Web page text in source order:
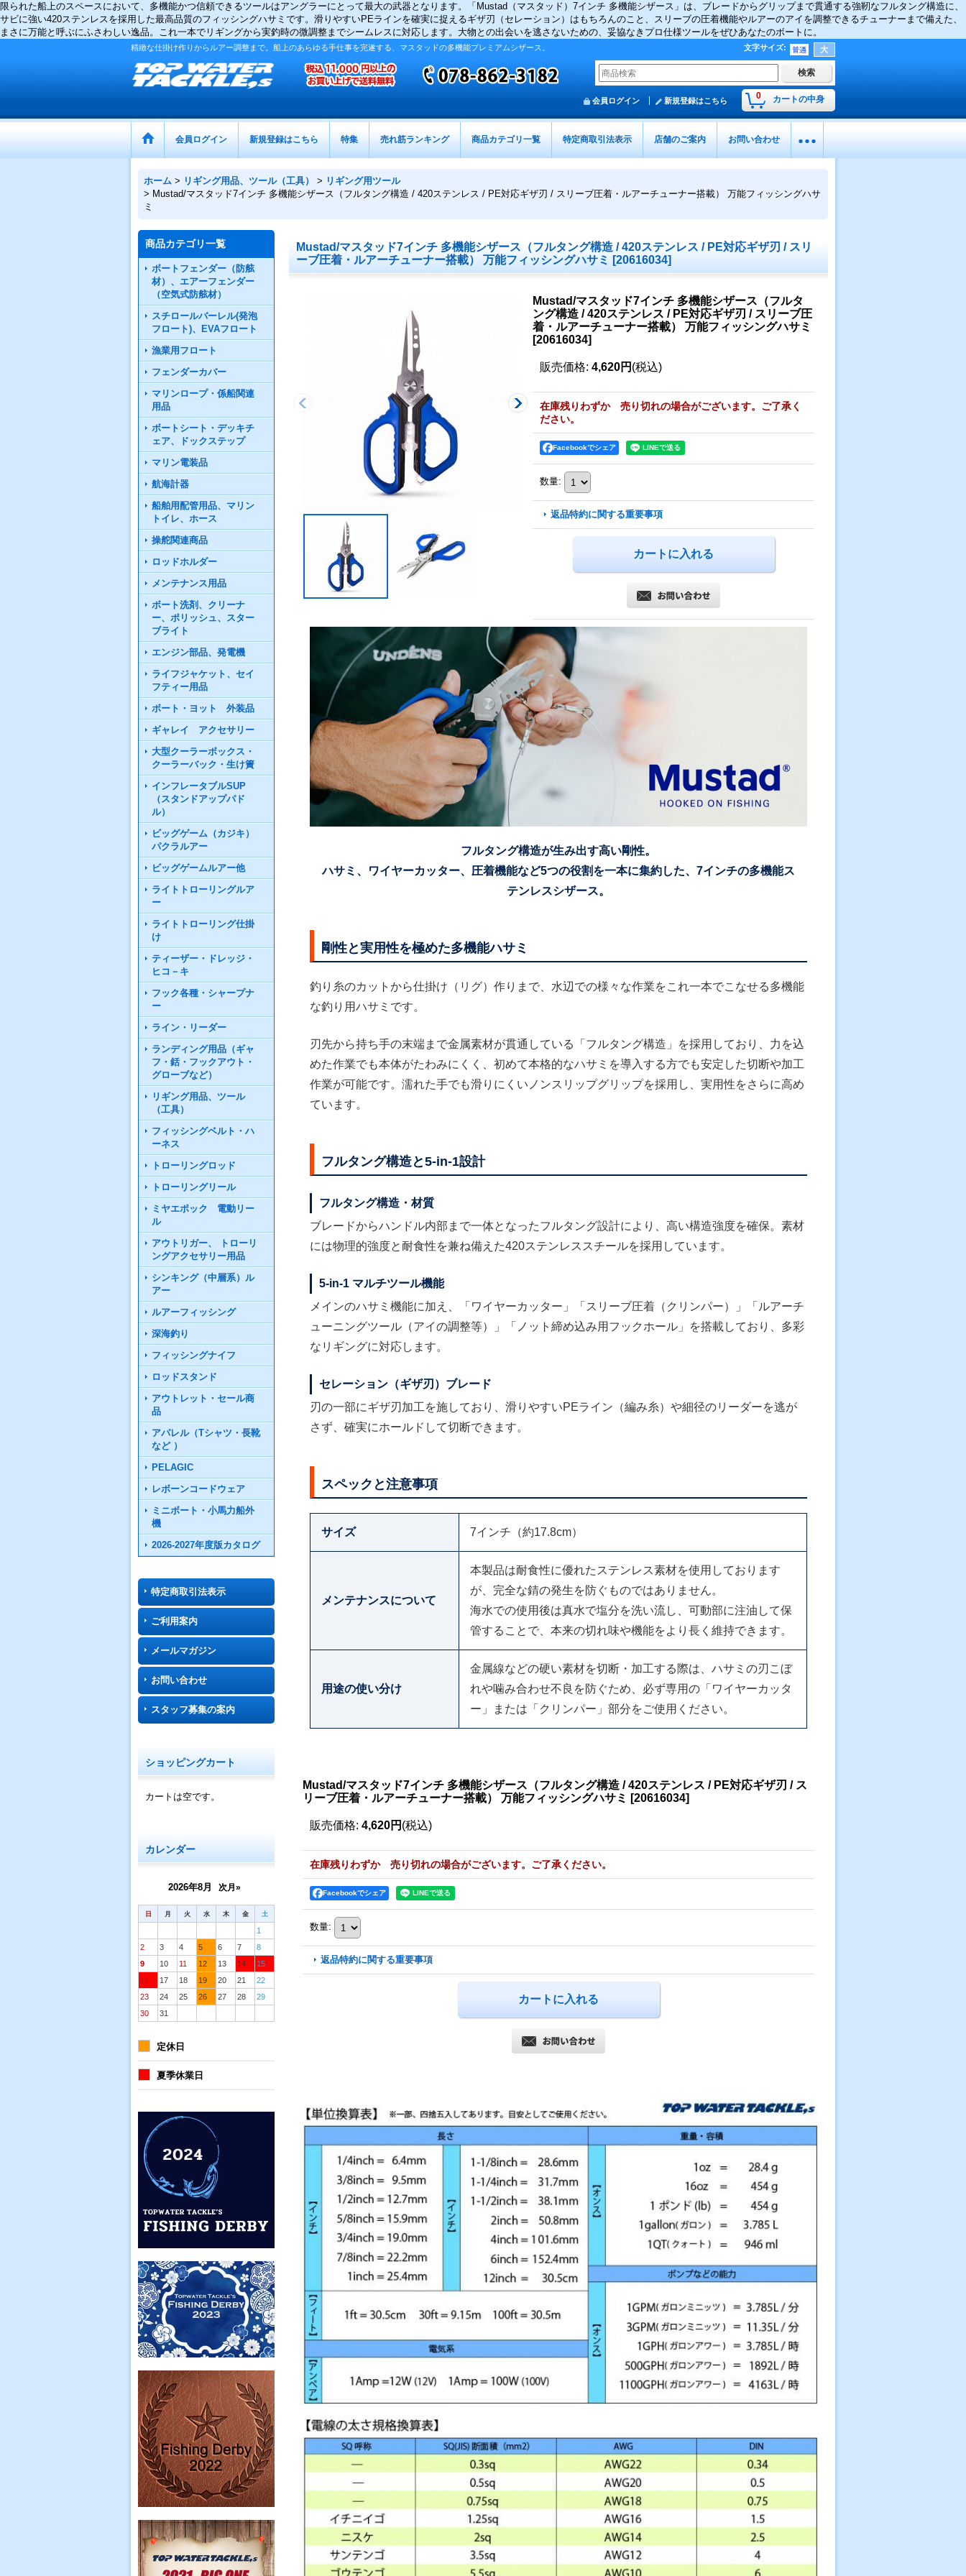
限られた船上のスペースにおいて、多機能かつ信頼できるツールはアングラーにとって最大の武器となります。「Mustad（マスタッド）7インチ 多機能シザース」は、ブレードからグリップまで貫通する強靭なフルタング構造に、
サビに強い420ステンレスを採用した最高品質のフィッシングハサミです。滑りやすいPEラインを確実に捉えるギザ刃（セレーション）はもちろんのこと、スリーブの圧着機能やルアーのアイを調整できるチューナーまで備えた、
まさに万能と呼ぶにふさわしい逸品。これ一本でリギングから実釣時の微調整までシームレスに対応します。大物との出会いを逃さないための、妥協なきプロ仕様ツールをぜひあなたのボートに。
精緻な仕掛け作りからルアー調整まで。船上のあらゆる手仕事を完遂する、マスタッドの多機能プレミアムシザース。 文字サイズ:
0 カートの中身
会員ログイン 新規登録はこちら
会員ログイン 新規登録はこちら 特集 売れ筋ランキング 商品カテゴリ一覧 特定商取引法表示 店舗のご案内 お問い合わせ
ホーム > リギング用品、ツール（工具） > リギング用ツール
> Mustad/マスタッド7インチ 多機能シザース（フルタング構造 / 420ステンレス / PE対応ギザ刃 / スリーブ圧着・ルアーチューナー搭載） 万能フィッシングハサ
ミ
商品カテゴリ一覧
ボートフェンダー（防舷
材）、エアーフェンダー
（空気式防舷材）
スチロールバーレル(発泡
フロート)、EVAフロート
漁業用フロート
フェンダーカバー
マリンロープ・係船関連
用品
ボートシート・デッキチ
ェア、ドックステップ
マリン電装品
航海計器
船舶用配管用品、マリン
トイレ、ホース
操舵関連商品
ロッドホルダー
メンテナンス用品
ボート洗剤、クリーナ
ー、ポリッシュ、スター
ブライト
エンジン部品、発電機
ライフジャケット、セイ
フティー用品
ボート・ヨット 外装品
ギャレイ アクセサリー
大型クーラーボックス・
クーラーバック・生け簀
インフレータブルSUP
（スタンドアップパド
ル）
ビッグゲーム（カジキ）
パクラルアー
ビッグゲームルアー他
ライトトローリングルア
ー
ライトトローリング仕掛
け
ティーザー・ドレッジ・
ヒコ－キ
フック各種・シャープナ
ー
ライン・リーダー
ランディング用品（ギャ
フ・銛・フックアウト・
グローブなど）
リギング用品、ツール
（工具）
フィッシングベルト・ハ
ーネス
トローリングロッド
トローリングリール
ミヤエポック 電動リー
ル
アウトリガー、 トローリ
ングアクセサリー用品
シンキング（中層系）ル
アー
ルアーフィッシング
深海釣り
フィッシングナイフ
ロッドスタンド
アウトレット・セール商
品
アパレル（Tシャツ・長靴
など ）
PELAGIC
レボーンコードウェア
ミニボート・小馬力船外
機
2026-2027年度版カタログ
特定商取引法表示
ご利用案内
メールマガジン
お問い合わせ
スタッフ募集の案内
ショッピングカート
カートは空です。
カレンダー
2026年8月 次月»
日 月 火 水 木 金 土
1
2
3 4 5 6 7
8
9
10 11 12 13 14
15
16
17 18 19 20 21
22
23
24 25 26 27 28
29
30
31
定休日
夏季休業日
Mustad/マスタッド7インチ 多機能シザース（フルタング構造 / 420ステンレス / PE対応ギザ刃 / スリ
ーブ圧着・ルアーチューナー搭載） 万能フィッシングハサミ
[20616034]
Mustad/マスタッド7インチ 多機能シザース（フルタ
ング構造 / 420ステンレス / PE対応ギザ刃 / スリーブ圧
着・ルアーチューナー搭載） 万能フィッシングハサミ
[20616034]
販売価格: 4,620円 (税込)
在庫残りわずか 売り切れの場合がございます。ご了承く
ださい。
Facebookでシェア
数量:
返品特約に関する重要事項
フルタング構造が生み出す高い剛性。
ハサミ、ワイヤーカッター、圧着機能など5つの役割を一本に集約した、7インチの多機能ス
テンレスシザース。
剛性と実用性を極めた多機能ハサミ
釣り糸のカットから仕掛け（リグ）作りまで、水辺での様々な作業をこれ一本でこなせる多機能
な釣り用ハサミです。
刃先から持ち手の末端まで金属素材が貫通している「フルタング構造」を採用しており、力を込
めた作業でも本体がたわみにくく、初めて本格的なハサミを導入する方でも安定した切断や加工
作業が可能です。濡れた手でも滑りにくいノンスリップグリップを採用し、実用性をさらに高め
ています。
フルタング構造と5-in-1設計
フルタング構造・材質
ブレードからハンドル内部まで一体となったフルタング設計により、高い構造強度を確保。素材
には物理的強度と耐食性を兼ね備えた420ステンレススチールを採用しています。
5-in-1 マルチツール機能
メインのハサミ機能に加え、「ワイヤーカッター」「スリーブ圧着（クリンパー）」「ルアーチ
ューニングツール（アイの調整等）」「ノット締め込み用フックホール」を搭載しており、多彩
なリギングに対応します。
セレーション（ギザ刃）ブレード
刃の一部にギザ刃加工を施しており、滑りやすいPEライン（編み糸）や細径のリーダーを逃が
さず、確実にホールドして切断できます。
スペックと注意事項
サイズ 7インチ（約17.8cm）
メンテナンスについて
本製品は耐食性に優れたステンレス素材を使用しております
が、完全な錆の発生を防ぐものではありません。
海水での使用後は真水で塩分を洗い流し、可動部に注油して保
管することで、本来の切れ味や機能をより長く維持できます。
用途の使い分け
金属線などの硬い素材を切断・加工する際は、ハサミの刃こぼ
れや噛み合わせ不良を防ぐため、必ず専用の「ワイヤーカッタ
ー」または「クリンパー」部分をご使用ください。
Mustad/マスタッド7インチ 多機能シザース（フルタング構造 / 420ステンレス / PE対応ギザ刃 / ス
リーブ圧着・ルアーチューナー搭載） 万能フィッシングハサミ [20616034]
販売価格: 4,620円 (税込)
在庫残りわずか 売り切れの場合がございます。ご了承ください。
Facebookでシェア
数量:
返品特約に関する重要事項